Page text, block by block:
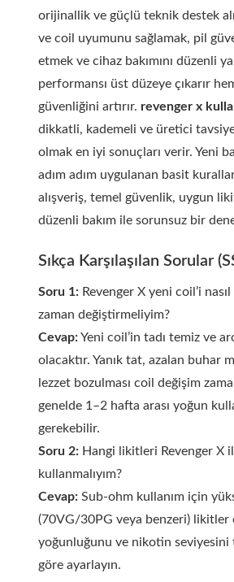
orijinallik ve güçlü teknik destek
ve coil uyumunu sağlamak, pil
etmek ve cihaz bakımını düzenli
performansı üst düzeye çıkarır
güvenliğini artırır. revenger x
dikkatli, kademeli ve üretici
olmak en iyi sonuçları verir. Yeni
adım adım uygulanan basit
alışveriş, temel güvenlik, uygun
düzenli bakım ile sorunsuz bir
Sıkça Karşılaşılan Sorular
Soru 1: Revenger X yeni coil’i
zaman değiştirmeliyim?
Cevap:Yeni coil’in tadı temiz ve
olacaktır. Yanık tat, azalan buhar
lezzet bozulması coil değişim
genelde 1–2 hafta arası yoğun
gerekebilir.
Soru 2: Hangi likitleri Revenger X
kullanmalıyım?
Cevap: Sub-ohm kullanım için
(70VG/30PG veya benzeri) likitler
yoğunluğunu ve nikotin seviyesini
göre ayarlayın.